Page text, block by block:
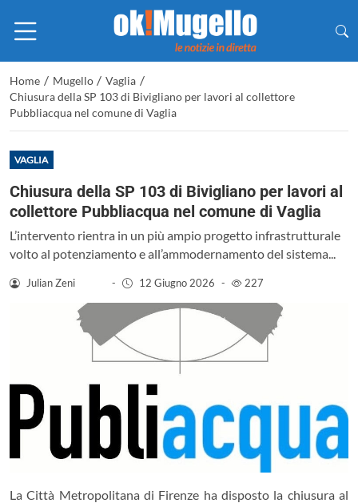
Home / Mugello / Vaglia /
Chiusura della SP 103 di Bivigliano per lavori al collettore
Pubbliacqua nel comune di Vaglia
VAGLIA
Chiusura della SP 103 di Bivigliano per lavori al
collettore Pubbliacqua nel comune di Vaglia
L’intervento rientra in un più ampio progetto infrastrutturale
volto al potenziamento e all’ammodernamento del sistema...
Julian Zeni - 12 Giugno 2026 - 227
La Città Metropolitana di Firenze ha disposto la chiusura al